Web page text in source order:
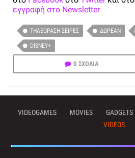
εγγραφή στο Newsletter
ΤΗΛΕΌΡΑΣΗ-ΣΕΙΡΈΣ ΔΩΡΕΆΝ
DISNEY+
0 ΣΧΟΛΙΑ
VIDEOGAMES MOVIES GADGETS
VIDEOS